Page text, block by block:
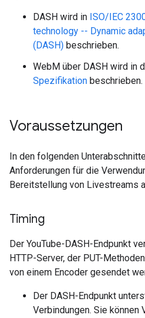
DASH wird in ISO/IEC
technology -- Dynamic
(DASH) beschrieben.
WebM über DASH wird in
Spezifikation beschrieben.
Voraussetzungen
In den folgenden
Anforderungen für die
Bereitstellung von Livestreams
Timing
Der YouTube-DASH-Endpunkt
HTTP-Server, der PUT-
von einem Encoder gesendet
Der DASH-Endpunkt
Verbindungen. Sie können